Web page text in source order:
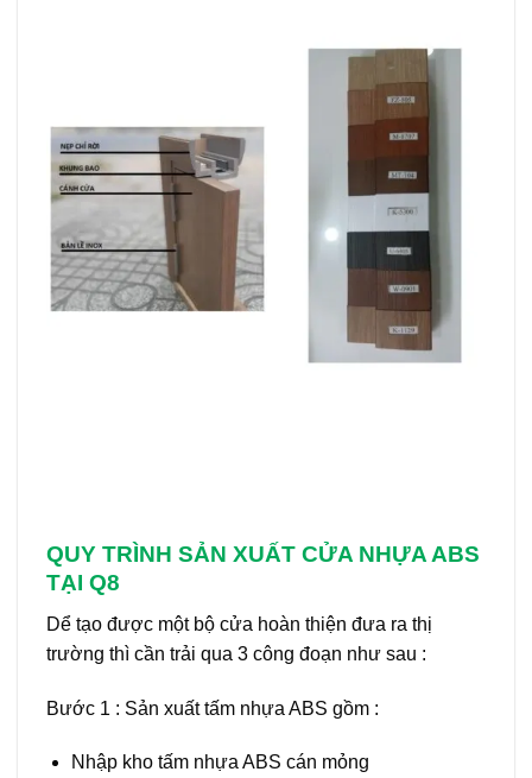
QUY TRÌNH SẢN XUẤT CỬA NHỰA ABS
TẠI Q8
Dể tạo được một bộ cửa hoàn thiện đưa ra thị
trường thì cần trải qua 3 công đoạn như sau :
Bước 1 : Sản xuất tấm nhựa ABS gồm :
Nhập kho tấm nhựa ABS cán mỏng